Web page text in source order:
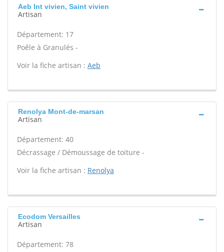
Aeb Int vivien, Saint vivien
Artisan
Département: 17
Poêle à Granulés -
Voir la fiche artisan : Aeb
Renolya Mont-de-marsan
Artisan
Département: 40
Décrassage / Démoussage de toiture -
Voir la fiche artisan : Renolya
Ecodom Versailles
Artisan
Département: 78